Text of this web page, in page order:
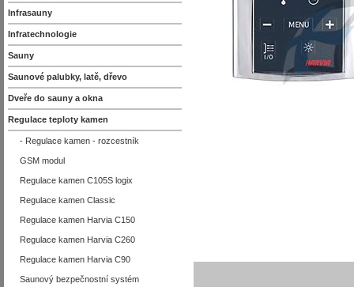
Infrasauny
Infratechnologie
Sauny
Saunové palubky, latě, dřevo
Dveře do sauny a okna
Regulace teploty kamen
- Regulace kamen - rozcestník
GSM modul
Regulace kamen C105S logix
Regulace kamen Classic
Regulace kamen Harvia C150
Regulace kamen Harvia C260
Regulace kamen Harvia C90
Saunový bezpečnostní systém